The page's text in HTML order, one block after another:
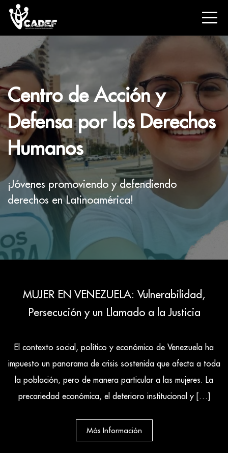
Centro de Acción y
Defensa por los Derechos
Humanos
¡Jóvenes promoviendo y defendiendo
derechos en Latinoamérica!
MUJER EN VENEZUELA: Vulnerabilidad,
Persecución y un Llamado a la Justicia
El contexto social, político y económico de Venezuela ha
impuesto un panorama de crisis sostenida que afecta a toda
la población, pero de manera particular a las mujeres. La
precariedad económica, el deterioro institucional y […]
Más Información